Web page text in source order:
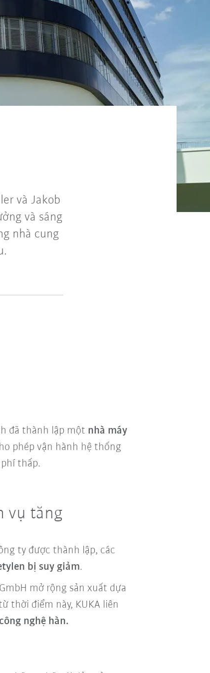
và Jakob
và sáng
nhà cung
đã thành lập một nhà máy
phép vận hành hệ thống
thấp.
vụ tăng
ty được thành lập, các
bị suy giảm.
mở rộng sản xuất dựa
thời điểm này, KUKA liên
nghệ hàn.